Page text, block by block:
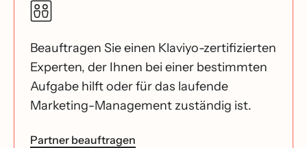
Beauftragen Sie einen Klaviyo-zertifizierten
Experten, der Ihnen bei einer bestimmten
Aufgabe hilft oder für das laufende
Marketing-Management zuständig ist.
Partner beauftragen